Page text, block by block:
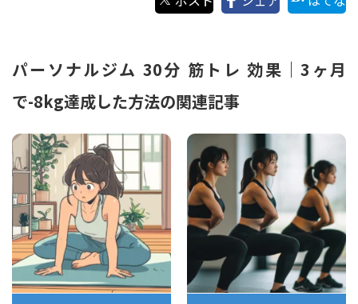
パーソナルジム 30分 筋トレ 効果｜3ヶ月
で-8kg達成した方法の関連記事